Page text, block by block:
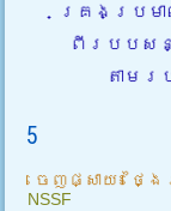
គ្រងប្រម
ពីរបបសន្
តាម
5
ចេញផ្សាយ៖ ថ្ង
NSSF